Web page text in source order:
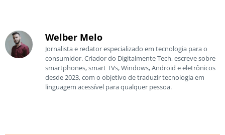
Welber Melo
Jornalista e redator especializado em tecnologia para o
consumidor. Criador do Digitalmente Tech, escreve sobre
smartphones, smart TVs, Windows, Android e eletrônicos
desde 2023, com o objetivo de traduzir tecnologia em
linguagem acessível para qualquer pessoa.